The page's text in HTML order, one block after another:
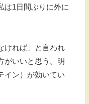
は1日間ぶりに外に
ければ」と言われ
がいいと思う。明
イン）が効いてい